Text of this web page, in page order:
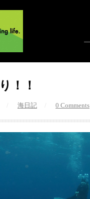
！！
海日記 0 Comments